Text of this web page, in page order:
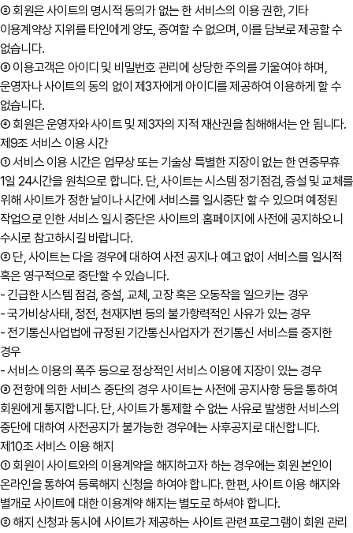
② 회원은 사이트의 명시적 동의가 없는 한 서비스의 이용 권한, 기타
이용계약상 지위를 타인에게 양도, 증여할 수 없으며, 이를 담보로 제공할 수
없습니다.
③ 이용고객은 아이디 및 비밀번호 관리에 상당한 주의를 기울여야 하며,
운영자나 사이트의 동의 없이 제3자에게 아이디를 제공하여 이용하게 할 수
없습니다.
④ 회원은 운영자와 사이트 및 제3자의 지적 재산권을 침해해서는 안 됩니다.
제9조 서비스 이용 시간
① 서비스 이용 시간은 업무상 또는 기술상 특별한 지장이 없는 한 연중무휴
1일 24시간을 원칙으로 합니다. 단, 사이트는 시스템 정기점검, 증설 및 교체를
위해 사이트가 정한 날이나 시간에 서비스를 일시중단 할 수 있으며 예정된
작업으로 인한 서비스 일시 중단은 사이트의 홈페이지에 사전에 공지하오니
수시로 참고하시길 바랍니다.
② 단, 사이트는 다음 경우에 대하여 사전 공지나 예고 없이 서비스를 일시적
혹은 영구적으로 중단할 수 있습니다.
- 긴급한 시스템 점검, 증설, 교체, 고장 혹은 오동작을 일으키는 경우
- 국가비상사태, 정전, 천재지변 등의 불가항력적인 사유가 있는 경우
- 전기통신사업법에 규정된 기간통신사업자가 전기통신 서비스를 중지한
경우
- 서비스 이용의 폭주 등으로 정상적인 서비스 이용에 지장이 있는 경우
③ 전항에 의한 서비스 중단의 경우 사이트는 사전에 공지사항 등을 통하여
회원에게 통지합니다. 단, 사이트가 통제할 수 없는 사유로 발생한 서비스의
중단에 대하여 사전공지가 불가능한 경우에는 사후공지로 대신합니다.
제10조 서비스 이용 해지
① 회원이 사이트와의 이용계약을 해지하고자 하는 경우에는 회원 본인이
온라인을 통하여 등록해지 신청을 하여야 합니다. 한편, 사이트 이용 해지와
별개로 사이트에 대한 이용계약 해지는 별도로 하셔야 합니다.
② 해지 신청과 동시에 사이트가 제공하는 사이트 관련 프로그램이 회원 관리